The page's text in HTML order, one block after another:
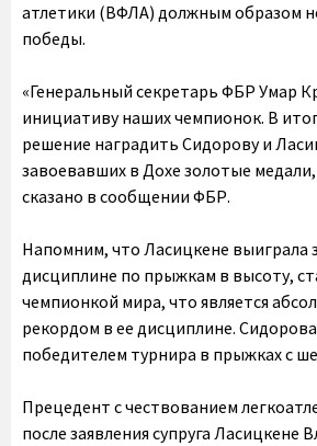
атлетики (ВФЛА) должным образом
победы.
«Генеральный секретарь ФБР Умар
инициативу наших чемпионок. В
решение наградить Сидорову и
завоевавших в Дохе золотые
сказано в сообщении ФБР.
Напомним, что Ласицкене выиграла
дисциплине по прыжкам в высоту,
чемпионкой мира, что является
рекордом в ее дисциплине.
победителем турнира в прыжках с
Прецедент с чествованием
после заявления супруга Ласицкене